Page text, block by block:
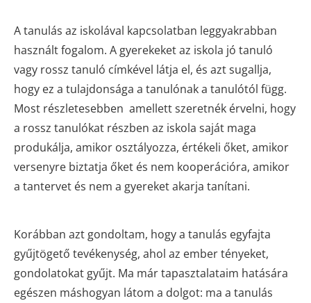
A tanulás az iskolával kapcsolatban leggyakrabban
használt fogalom. A gyerekeket az iskola jó tanuló
vagy rossz tanuló címkével látja el, és azt sugallja,
hogy ez a tulajdonsága a tanulónak a tanulótól függ.
Most részletesebben amellett szeretnék érvelni, hogy
a rossz tanulókat részben az iskola saját maga
produkálja, amikor osztályozza, értékeli őket, amikor
versenyre biztatja őket és nem kooperációra, amikor
a tantervet és nem a gyereket akarja tanítani.
Korábban azt gondoltam, hogy a tanulás egyfajta
gyűjtögető tevékenység, ahol az ember tényeket,
gondolatokat gyűjt. Ma már tapasztalataim hatására
egészen máshogyan látom a dolgot: ma a tanulás